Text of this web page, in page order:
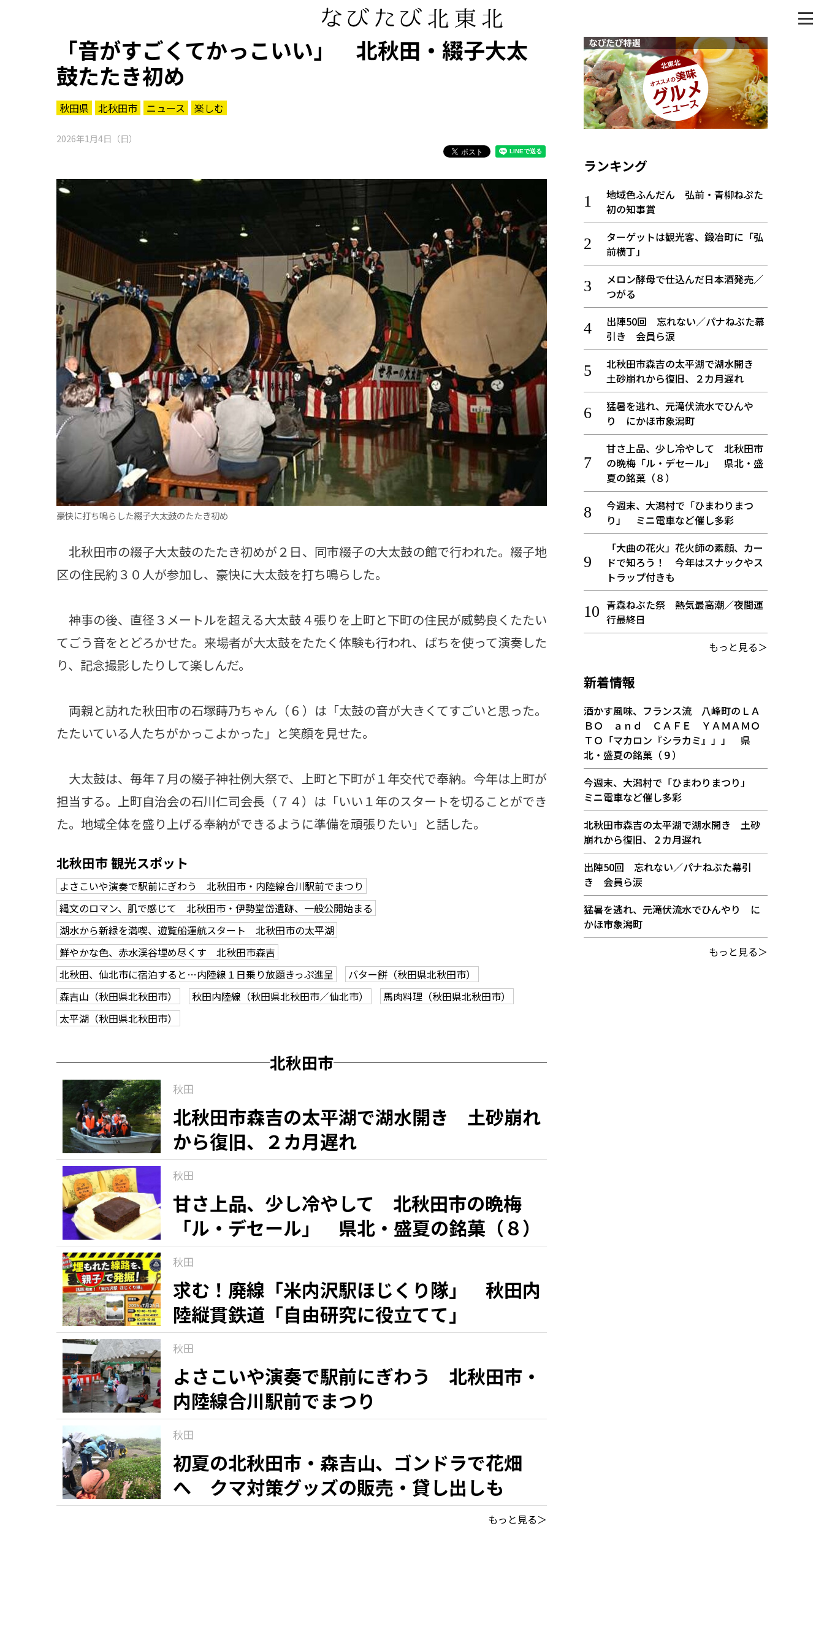
「音がすごくてかっこいい」 北秋田・綴子大太
鼓たたき初め
秋田県 北秋田市 ニュース 楽しむ
2026年1月4日（日）
豪快に打ち鳴らした綴子大太鼓のたたき初め
北秋田市の綴子大太鼓のたたき初めが２日、同市綴子の大太鼓の館で行われた。綴子地
区の住民約３０人が参加し、豪快に大太鼓を打ち鳴らした。
神事の後、直径３メートルを超える大太鼓４張りを上町と下町の住民が威勢良くたたい
てごう音をとどろかせた。来場者が大太鼓をたたく体験も行われ、ばちを使って演奏した
り、記念撮影したりして楽しんだ。
両親と訪れた秋田市の石塚蒔乃ちゃん（６）は「太鼓の音が大きくてすごいと思った。
たたいている人たちがかっこよかった」と笑顔を見せた。
大太鼓は、毎年７月の綴子神社例大祭で、上町と下町が１年交代で奉納。今年は上町が
担当する。上町自治会の石川仁司会長（７４）は「いい１年のスタートを切ることができ
た。地域全体を盛り上げる奉納ができるように準備を頑張りたい」と話した。
北秋田市 観光スポット
よさこいや演奏で駅前にぎわう 北秋田市・内陸線合川駅前でまつり
縄文のロマン、肌で感じて 北秋田市・伊勢堂岱遺跡、一般公開始まる
湖水から新緑を満喫、遊覧船運航スタート 北秋田市の太平湖
鮮やかな色、赤水渓谷埋め尽くす 北秋田市森吉
北秋田、仙北市に宿泊すると…内陸線１日乗り放題きっぷ進呈
バター餅（秋田県北秋田市）
森吉山（秋田県北秋田市）
秋田内陸線（秋田県北秋田市／仙北市）
馬肉料理（秋田県北秋田市）
太平湖（秋田県北秋田市）
北秋田市
秋田
北秋田市森吉の太平湖で湖水開き 土砂崩れ
から復旧、２カ月遅れ
秋田
甘さ上品、少し冷やして 北秋田市の晩梅
「ル・デセール」 県北・盛夏の銘菓（８）
秋田
求む！廃線「米内沢駅ほじくり隊」 秋田内
陸縦貫鉄道「自由研究に役立てて」
秋田
よさこいや演奏で駅前にぎわう 北秋田市・
内陸線合川駅前でまつり
秋田
初夏の北秋田市・森吉山、ゴンドラで花畑
へ クマ対策グッズの販売・貸し出しも
もっと見る＞
ランキング
地域色ふんだん 弘前・青柳ねぷた
初の知事賞
ターゲットは観光客、鍛冶町に「弘
前横丁」
メロン酵母で仕込んだ日本酒発売／
つがる
出陣50回 忘れない／パナねぶた幕
引き 会員ら涙
北秋田市森吉の太平湖で湖水開き
土砂崩れから復旧、２カ月遅れ
猛暑を逃れ、元滝伏流水でひんや
り にかほ市象潟町
甘さ上品、少し冷やして 北秋田市
の晩梅「ル・デセール」 県北・盛
夏の銘菓（８）
今週末、大潟村で「ひまわりまつ
り」 ミニ電車など催し多彩
「大曲の花火」花火師の素顔、カー
ドで知ろう！ 今年はスナックやス
トラップ付きも
青森ねぶた祭 熱気最高潮／夜間運
行最終日
もっと見る＞
新着情報
酒かす風味、フランス流 八峰町のＬＡ
ＢＯ ａｎｄ ＣＡＦＥ ＹＡＭＡＭＯ
ＴＯ「マカロン『シラカミ』」」 県
北・盛夏の銘菓（９）
今週末、大潟村で「ひまわりまつり」
ミニ電車など催し多彩
北秋田市森吉の太平湖で湖水開き 土砂
崩れから復旧、２カ月遅れ
出陣50回 忘れない／パナねぶた幕引
き 会員ら涙
猛暑を逃れ、元滝伏流水でひんやり に
かほ市象潟町
もっと見る＞
パワースポット
まつり・イベント
おみやげ・特産
道の駅・産直
アウトドア・レジャー
ご当地グルメ